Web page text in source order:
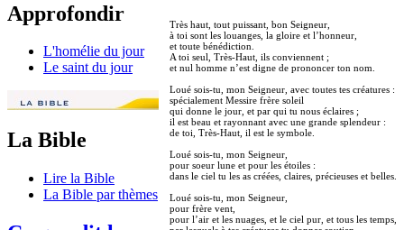
Approfondir
L'homélie du jour
Le saint du jour
La Bible
Lire la Bible
La Bible par thèmes
Très haut, tout puissant, bon Seigneur,
à toi sont les louanges, la gloire et l’honneur,
et toute bénédiction.
A toi seul, Très-Haut, ils conviennent ;
et nul homme n’est digne de prononcer ton nom.
Loué sois-tu, mon Seigneur, avec toutes tes créatures :
spécialement Messire frère soleil
qui donne le jour, et par qui tu nous éclaires ;
il est beau et rayonnant avec une grande splendeur :
de toi, Très-Haut, il est le symbole.
Loué sois-tu, mon Seigneur,
pour soeur lune et pour les étoiles :
dans le ciel tu les as créées, claires, précieuses et belles.
Loué sois-tu, mon Seigneur,
pour frère vent,
pour l’air et les nuages, et le ciel pur, et tous les temps,